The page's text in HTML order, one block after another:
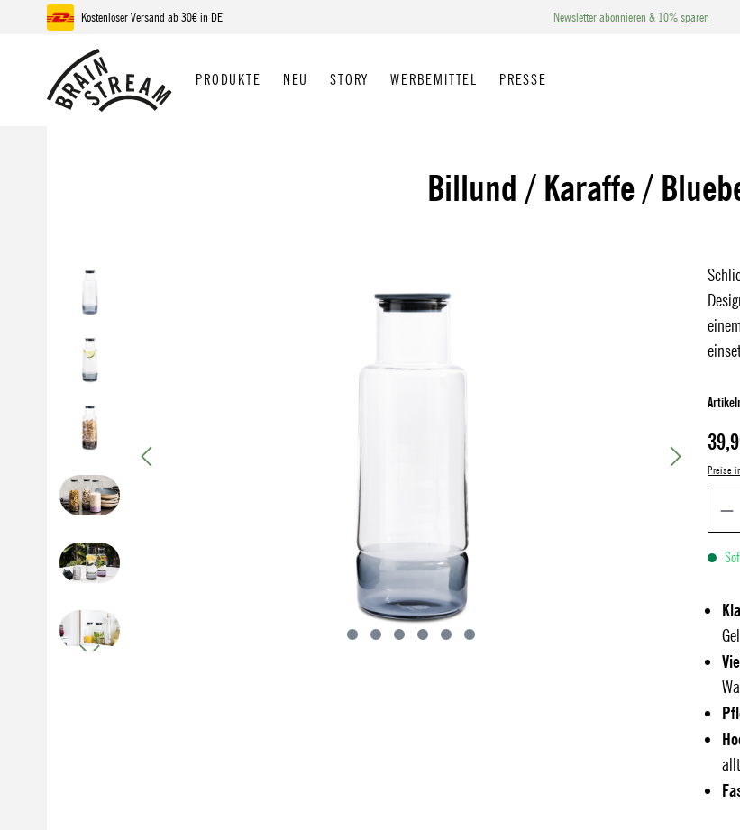
Hauptinhalt springen
Zur Suche springen
Zur Hauptnavigation springen
Kostenloser Versand ab 30€ in DE Newsletter abonnieren & 10% sparen
PRODUKTE NEU STORY WERBEMITTEL PRESSE
Billund / Karaffe /
Bildergalerie überspringen
Preise